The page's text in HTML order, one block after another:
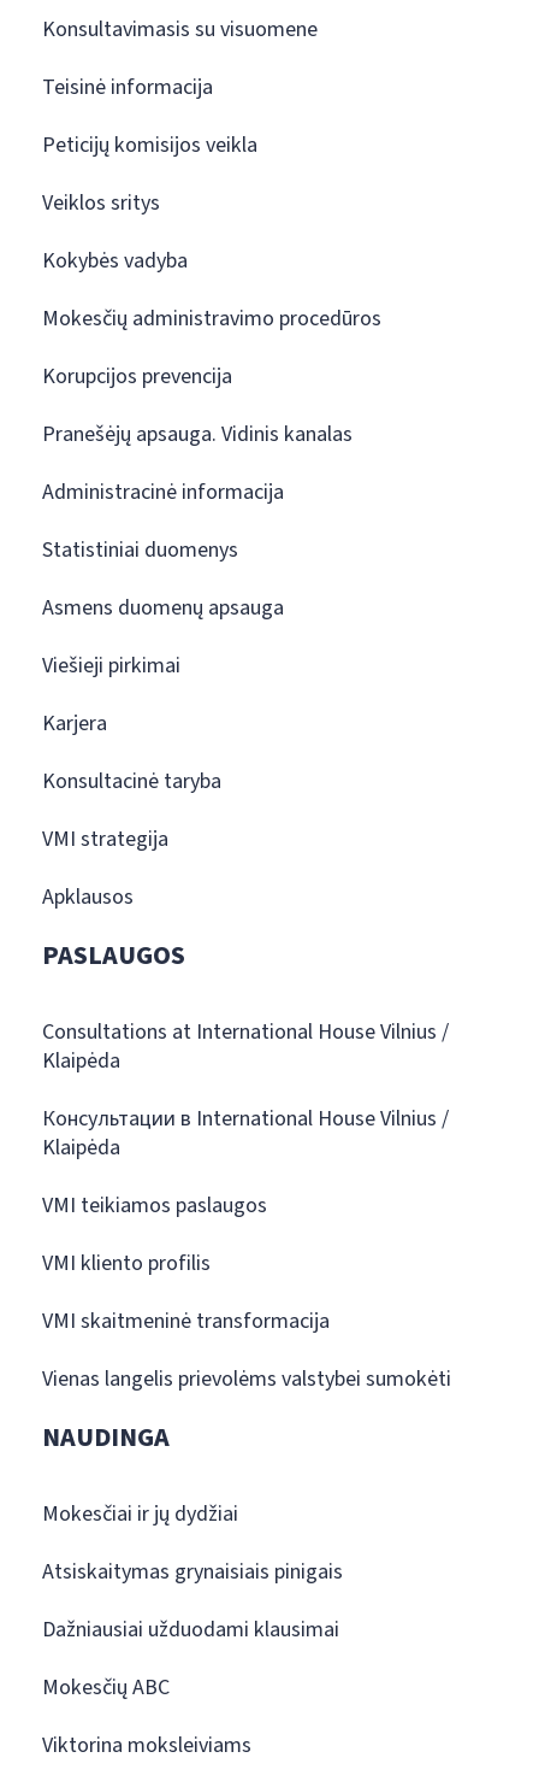
Konsultavimasis su visuomene
Teisinė informacija
Peticijų komisijos veikla
Veiklos sritys
Kokybės vadyba
Mokesčių administravimo procedūros
Korupcijos prevencija
Pranešėjų apsauga. Vidinis kanalas
Administracinė informacija
Statistiniai duomenys
Asmens duomenų apsauga
Viešieji pirkimai
Karjera
Konsultacinė taryba
VMI strategija
Apklausos
PASLAUGOS
Consultations at International House Vilnius /
Klaipėda
Консультации в International House Vilnius /
Klaipėda
VMI teikiamos paslaugos
VMI kliento profilis
VMI skaitmeninė transformacija
Vienas langelis prievolėms valstybei sumokėti
NAUDINGA
Mokesčiai ir jų dydžiai
Atsiskaitymas grynaisiais pinigais
Dažniausiai užduodami klausimai
Mokesčių ABC
Viktorina moksleiviams